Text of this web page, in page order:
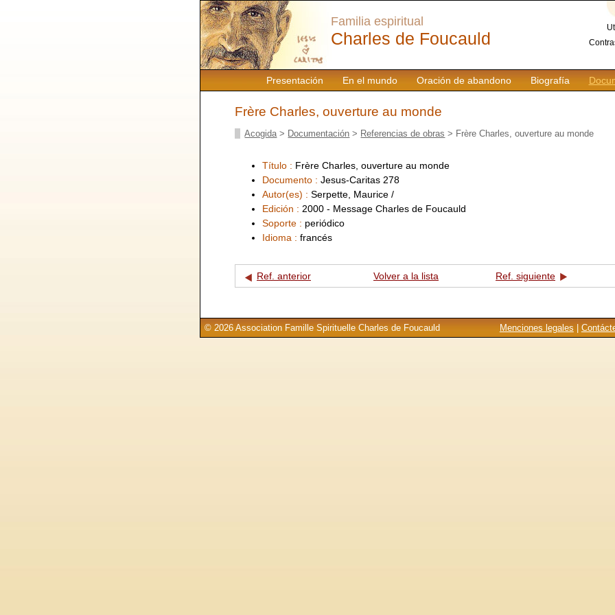
Presentación En el mundo Oración de abandono Biografía
Familia espiritual
Charles de Foucauld
Frère Charles, ouverture au monde
Acogida > Documentación > Referencias de obras > Frère Charles, ouverture au monde
Título : Frère Charles, ouverture au monde
Documento : Jesus-Caritas 278
Autor(es) : Serpette, Maurice /
Edición : 2000 - Message Charles de Foucauld
Soporte : periódico
Idioma : francés
Ref. anterior Volver a la lista Ref. siguiente
Menciones legales
© 2026 Association Famille Spirituelle Charles de Foucauld